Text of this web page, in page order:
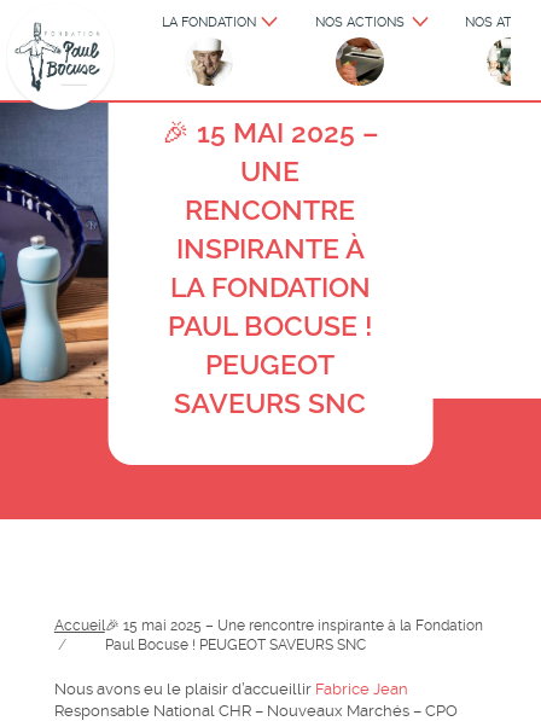
LA FONDATION NOS ACTIONS NOS
🎉 15 MAI 2025 –
UNE
RENCONTRE
INSPIRANTE À
LA FONDATION
PAUL BOCUSE !
PEUGEOT
SAVEURS SNC
Accueil
/
🎉 15 mai 2025 – Une rencontre inspirante à la Fondation
Paul Bocuse ! PEUGEOT SAVEURS SNC
Nous avons eu le plaisir d’accueillir Fabrice Jean
Responsable National CHR – Nouveaux Marchés – CPO